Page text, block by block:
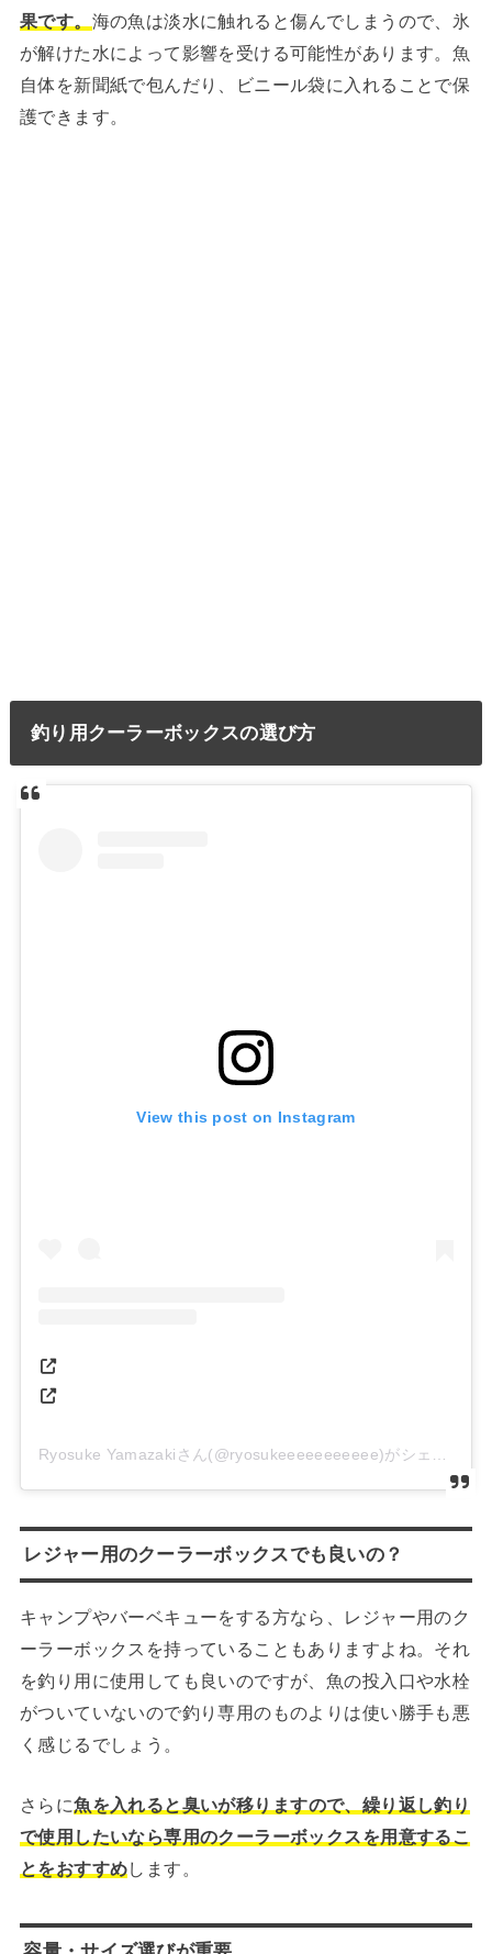
果です。 海の魚は淡水に触れると傷んでしまうので、氷
が解けた水によって影響を受ける可能性があります。魚
自体を新聞紙で包んだり、ビニール袋に入れることで保
護できます。
釣り用クーラーボックスの選び方
View this post on Instagram
レジャー用のクーラーボックスでも良いの？
キャンプやバーベキューをする方なら、レジャー用のク
ーラーボックスを持っていることもありますよね。それ
を釣り用に使用しても良いのですが、魚の投入口や水栓
がついていないので釣り専用のものよりは使い勝手も悪
く感じるでしょう。
さらに魚を入れると臭いが移りますので、繰り返し釣り
で使用したいなら専用のクーラーボックスを用意するこ
とをおすすめします。